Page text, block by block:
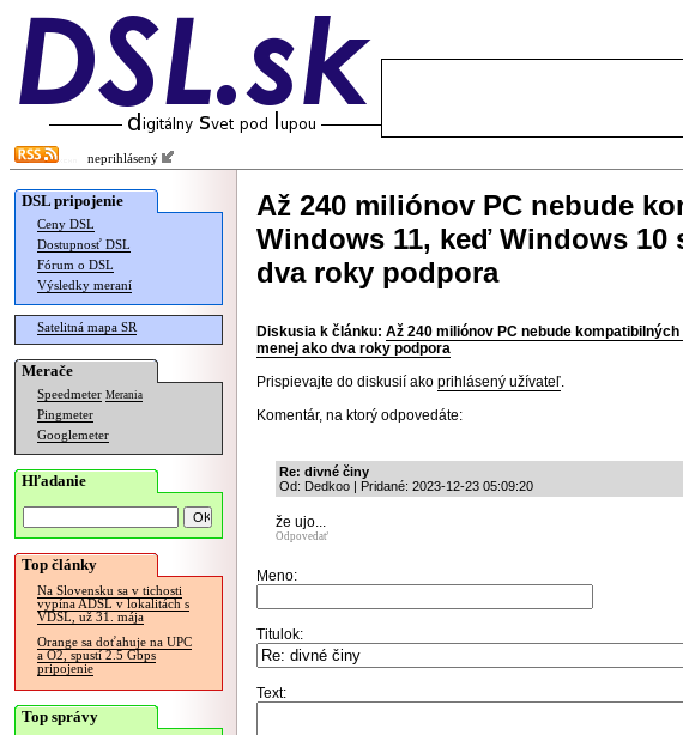
neprihlásený
DSL pripojenie
Ceny DSL
Dostupnosť DSL
Fórum o DSL
Výsledky meraní
Satelitná mapa SR
Merače
Speedmeter Merania
Pingmeter
Googlemeter
Hľadanie
Top články
Na Slovensku sa v tichosti
vypína ADSL v lokalitách s
VDSL, už 31. mája
Orange sa doťahuje na UPC
a O2, spustí 2.5 Gbps
pripojenie
Top správy
Až 240 miliónov PC nebude
Windows 11, keď Windows 10
dva roky podpora
Diskusia k článku: Až 240 miliónov PC nebude
menej ako dva roky podpora
Prispievajte do diskusií ako prihlásený užívateľ.
Komentár, na ktorý odpovedáte:
Re: divné činy
Od: Dedkoo | Pridané: 2023-12-23 05:09:20
že ujo...
Odpovedať
Meno:
Titulok:
Text: